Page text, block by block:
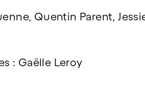
Quentin Parent,
: Gaëlle Leroy